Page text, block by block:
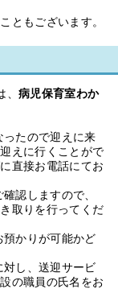
ともございます。
、病児保育室わか
たので迎えに来
えに行くことがで
直接お電話にてお
認しますので、
取りを行ってくだ
かりが可能かど
し、送迎サービ
の職員の氏名をお